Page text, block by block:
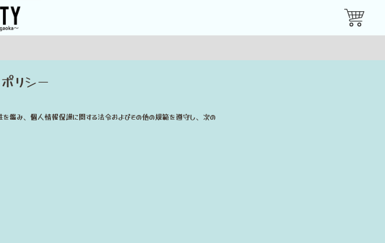
リシー
鑑み、個人情報保護に関する法令およびその他の規範を遵守し、次の